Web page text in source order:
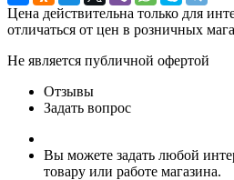
Цена действительна только для
отличаться от цен в розничных
Не является публичной офертой
Отзывы
Задать вопрос
Вы можете задать любой
товару или работе магазина.